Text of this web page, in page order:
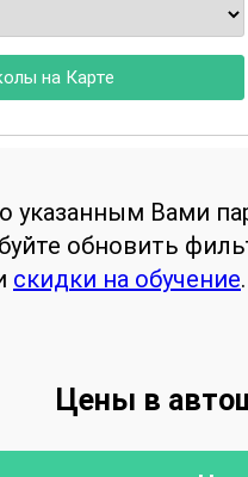
на Карте
указанным Вами
обновить
скидки на обучение.
Цены в